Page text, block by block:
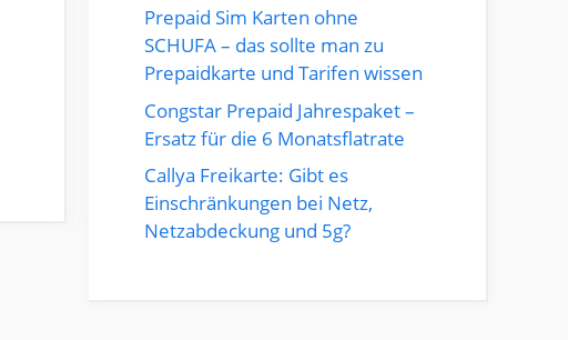
Prepaid Sim Karten ohne
SCHUFA – das sollte man zu
Prepaidkarte und Tarifen wissen
Congstar Prepaid Jahrespaket –
Ersatz für die 6 Monatsflatrate
Callya Freikarte: Gibt es
Einschränkungen bei Netz,
Netzabdeckung und 5g?